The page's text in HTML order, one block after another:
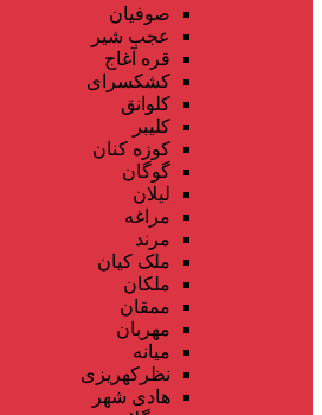
صوفیان
عجب شیر
قره آغاج
کشکسرای
کلوانق
کلیبر
کوزه کنان
گوگان
لیلان
مراغه
مرند
ملک کیان
ملکان
ممقان
مهربان
میانه
نظرکهریزی
هادی شهر